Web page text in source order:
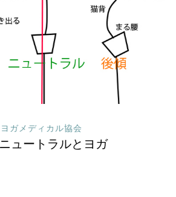
ヨガメディカル協会
ュートラルとヨガ